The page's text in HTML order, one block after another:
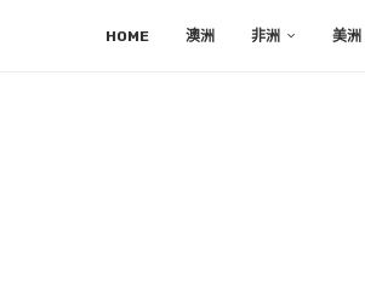
HOME 澳洲 非洲 美洲